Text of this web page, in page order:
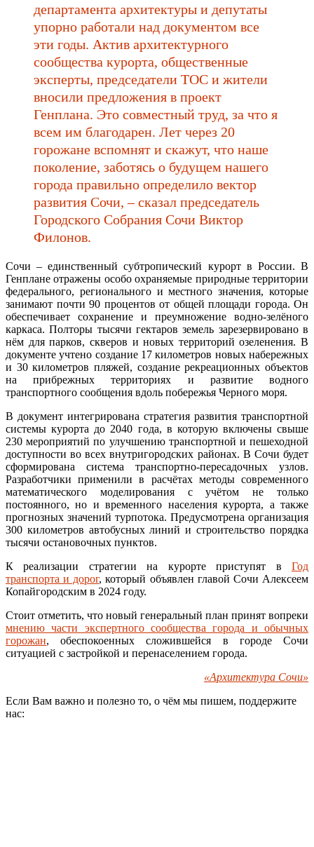
департамента архитектуры и депутаты
упорно работали над документом все
эти годы. Актив архитектурного
сообщества курорта, общественные
эксперты, председатели ТОС и жители
вносили предложения в проект
Генплана. Это совместный труд, за что я
всем им благодарен. Лет через 20
горожане вспомнят и скажут, что наше
поколение, заботясь о будущем нашего
города правильно определило вектор
развития Сочи, – сказал председатель
Городского Собрания Сочи Виктор
Филонов.
Сочи – единственный субтропический курорт в России. В
Генплане отражены особо охраняемые природные территории
федерального, регионального и местного значения, которые
занимают почти 90 процентов от общей площади города. Он
обеспечивает сохранение и преумножение водно-зелёного
каркаса. Полторы тысячи гектаров земель зарезервировано в
нём для парков, скверов и новых территорий озеленения. В
документе учтено создание 17 километров новых набережных
и 30 километров пляжей, создание рекреационных объектов
на прибрежных территориях и развитие водного
транспортного сообщения вдоль побережья Черного моря.
В документ интегрирована стратегия развития транспортной
системы курорта до 2040 года, в которую включены свыше
230 мероприятий по улучшению транспортной и пешеходной
доступности во всех внутригородских районах. В Сочи будет
сформирована система транспортно-пересадочных узлов.
Разработчики применили в расчётах методы современного
математического моделирования с учётом не только
постоянного, но и временного населения курорта, а также
прогнозных значений турпотока. Предусмотрена организация
300 километров автобусных линий и строительство порядка
тысячи остановочных пунктов.
К реализации стратегии на курорте приступят в Год
транспорта и дорог, который объявлен главой Сочи Алексеем
Копайгородским в 2024 году.
Стоит отметить, что новый генеральный план принят вопреки
мнению части экспертного сообщества города и обычных
горожан, обеспокоенных сложившейся в городе Сочи
ситуацией с застройкой и перенаселением города.
«Архитектура Сочи»
Если Вам важно и полезно то, о чём мы пишем, поддержите
нас: